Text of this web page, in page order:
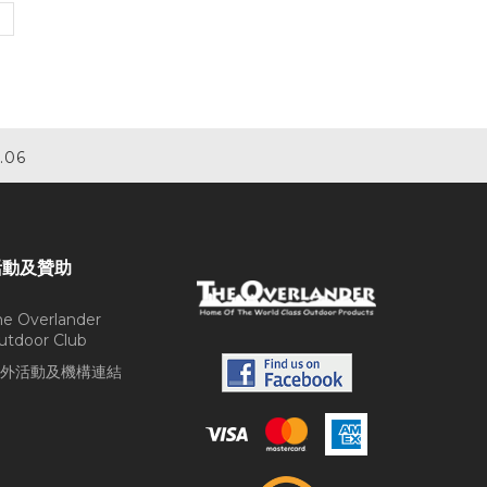
及贊助
Overlander
Club
活動及機構連結